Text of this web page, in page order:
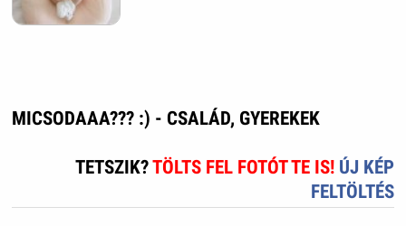
MICSODAAA??? :) - CSALÁD, GYEREKEK
TETSZIK?TÖLTS FEL FOTÓT TE IS! ÚJ KÉP
FELTÖLTÉS